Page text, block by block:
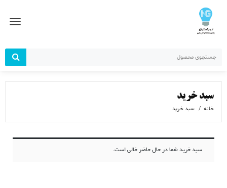
سبد خرید
خانه سبد خرید
سبد خرید شما در حال حاضر خالی است.